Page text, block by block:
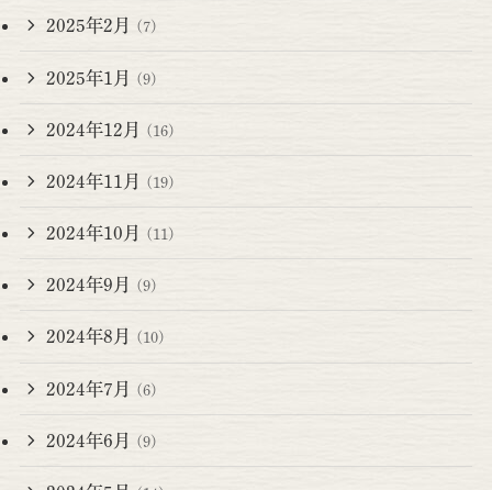
2025年2月 (7)
2025年1月 (9)
2024年12月 (16)
2024年11月 (19)
2024年10月 (11)
2024年9月 (9)
2024年8月 (10)
2024年7月 (6)
2024年6月 (9)